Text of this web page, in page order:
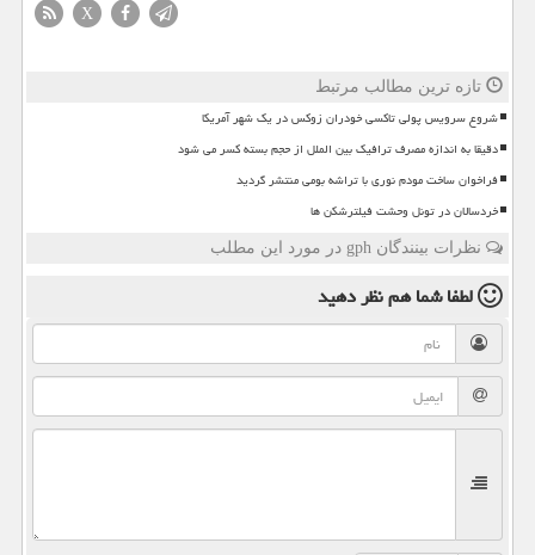
X
تازه ترین مطالب مرتبط
شروع سرویس پولی تاکسی خودران زوکس در یک شهر آمریکا
دقیقا به اندازه مصرف ترافیک بین الملل از حجم بسته کسر می شود
فراخوان ساخت مودم نوری با تراشه بومی منتشر گردید
خردسالان در تونل وحشت فیلترشکن ها
نظرات بینندگان gph در مورد این مطلب
لطفا شما همنظر دهید